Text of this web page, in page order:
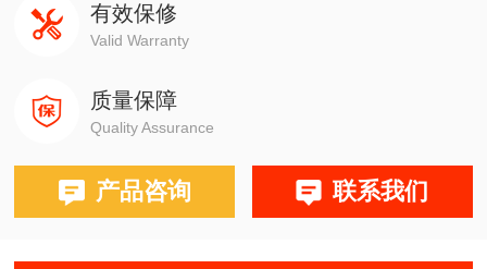
赛默飞1310,1300,1610,1600
瓦里安3800系列
布鲁克PE580,590,680,690
有效保修
Valid Warranty
质量保障
Quality Assurance
产品咨询 联系我们